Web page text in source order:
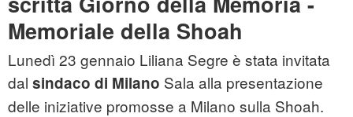
Memoriale della Shoah
Lunedì 23 gennaio Liliana Segre è stata invitata
dal sindaco di Milano Sala alla presentazione
delle iniziative promosse a Milano sulla Shoah.